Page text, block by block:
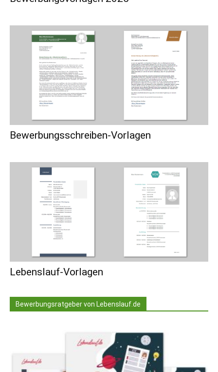
Bewerbungsschreiben-Vorlagen
Lebenslauf-Vorlagen
Bewerbungsratgeber von Lebenslauf.de